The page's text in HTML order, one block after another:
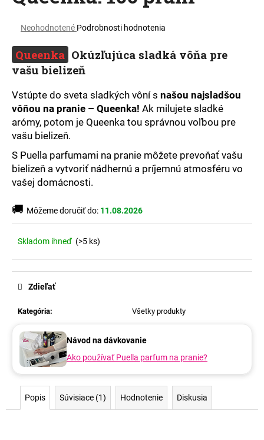
Priemerné
produktu
je
0,0
5
hviezdičiek.
Neohodnotené Podrobnosti hodnotenia
Queenka Okúzľujúca sladká vôňa pre
vašu bielizeň
Vstúpte do sveta sladkých vôní s našou najsladšou
vôňou na pranie – Queenka! Ak milujete sladké
arómy, potom je Queenka tou správnou voľbou pre
vašu bielizeň.
S Puella parfumami na pranie môžete prevoňať vašu
bielizeň a vytvoriť nádhernú a príjemnú atmosféru vo
vašej domácnosti.
🚚 Môžeme doručiť do: 11.08.2026
Skladom ihneď (>5 ks)
Kategória: Všetky produkty
Zdieľať
Návod na dávkovanie
Ako používať Puella parfum na pranie?
Popis Súvisiace (1) Hodnotenie Diskusia
s
ť
?
O
d
p
o
m
e